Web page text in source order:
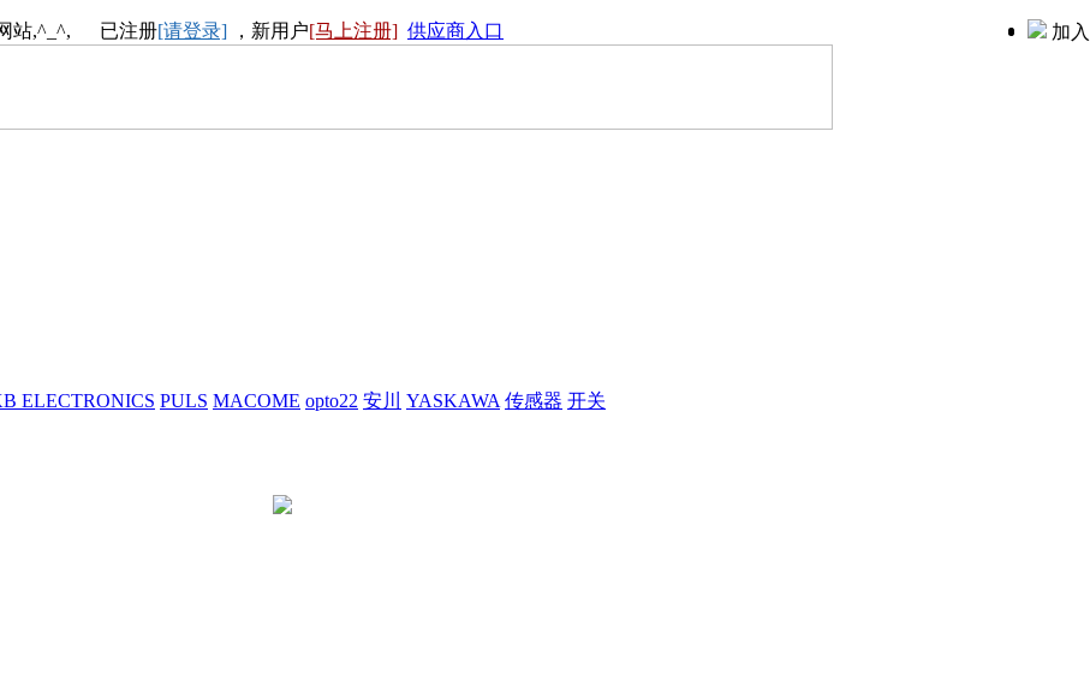
站,^_^, 已注册[请登录] ，新用户[马上注册] 供应商入口 加
ELECTRONICS PULS MACOME opto22 安川 YASKAWA 传感器 开关